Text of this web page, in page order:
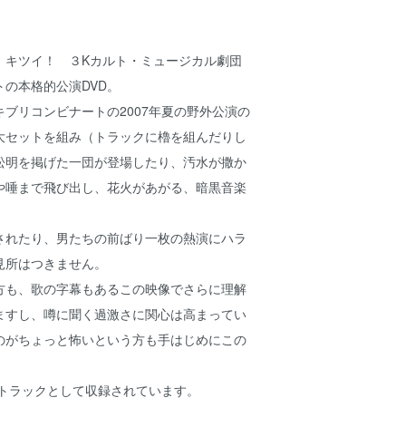
キツイ！ ３Kカルト・ミュージカル劇団
本格的公演DVD。
リコンビナートの2007年夏の野外公演の
ットを組み（トラックに櫓を組んだりし
明を掲げた一団が登場したり、汚水が撒か
まで飛び出し、花火があがる、暗黒音楽
たり、男たちの前ばり一枚の熱演にハラ
はつきません。
、歌の字幕もあるこの映像でさらに理解
すし、噂に聞く過激さに関心は高まってい
がちょっと怖いという方も手はじめにこの
ックとして収録されています。